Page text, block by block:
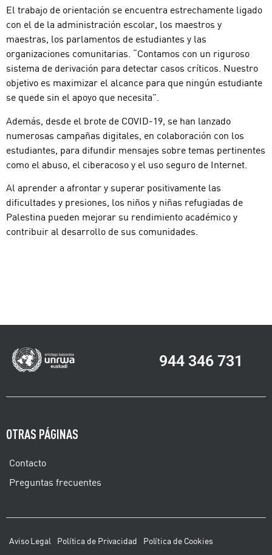
El trabajo de orientación se encuentra estrechamente ligado
con el de la administración escolar, los maestros y
maestras, los parlamentos de estudiantes y las
organizaciones comunitarias. “Contamos con un riguroso
sistema de derivación para detectar casos críticos. Nuestro
objetivo es maximizar el alcance para que ningún estudiante
se quede sin el apoyo que necesita”.
Además, desde el brote de COVID-19, se han lanzado
numerosas campañas digitales, en colaboración con los
estudiantes, para difundir mensajes sobre temas pertinentes
como el abuso, el ciberacoso y el uso seguro de Internet.
Al aprender a afrontar y superar positivamente las
dificultades y presiones, los niños y niñas refugiadas de
Palestina pueden mejorar su rendimiento académico y
contribuir al desarrollo de sus comunidades.
944 346 731
OTRAS PÁGINAS
Contacto
Preguntas frecuentes
Aviso Legal Política de Privacidad
Política de Cookies